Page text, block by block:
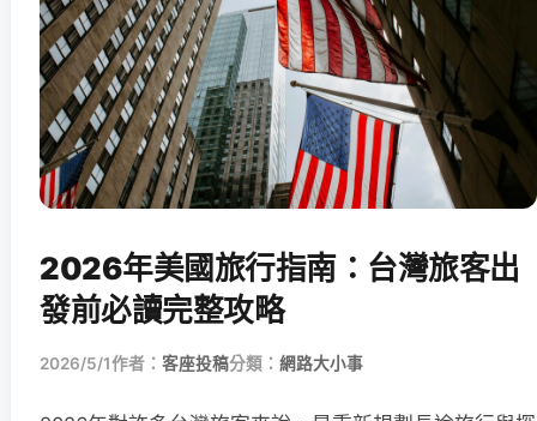
2026年美國旅行指南：台灣旅客出
發前必讀完整攻略
2026/5/1作者： 客座投稿分類： 網路大小事